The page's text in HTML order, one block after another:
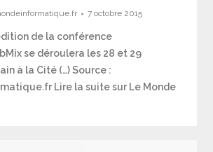
7 octobre 2015
de la conférence
se déroulera les 28 et 29
à la Cité (…) Source :
Lire la suite sur Le Monde